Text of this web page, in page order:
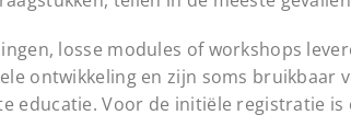
losse modules of workshops
ontwikkeling en zijn soms
educatie. Voor de initiële registratie